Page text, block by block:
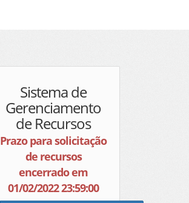
Sistema de
Gerenciamento
de Recursos
Prazo para solicitação
de recursos
encerrado em
01/02/2022 23:59:00